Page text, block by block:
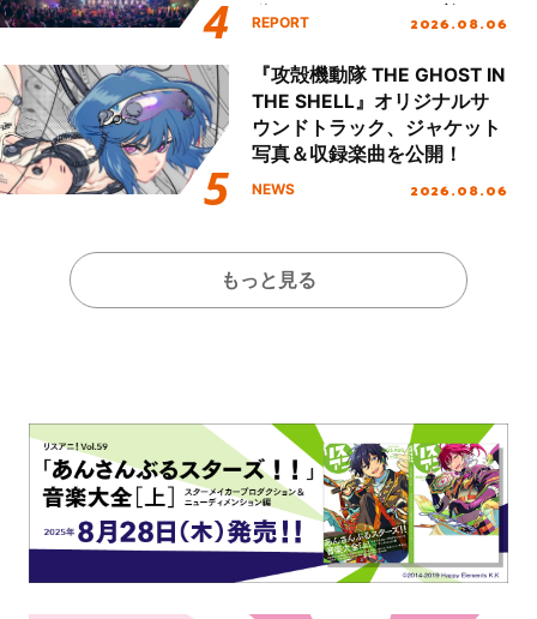
動を経てファイナルを迎える
REPORT 2026.08.06
『攻殻機動隊 THE GHOST IN
THE SHELL』オリジナルサ
ウンドトラック、ジャケット
写真＆収録楽曲を公開！
NEWS 2026.08.06
もっと見る